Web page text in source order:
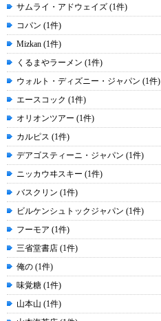
サムライ・アドウェイズ (1件)
コパン (1件)
Mizkan (1件)
くるまやラーメン (1件)
ウォルト・ディズニー・ジャパン (1件)
エースコック (1件)
オリオンツアー (1件)
カルピス (1件)
デアゴスティーニ・ジャパン (1件)
ニッカウヰスキー (1件)
バスクリン (1件)
ビルケンシュトックジャパン (1件)
フーモア (1件)
三省堂書店 (1件)
俺の (1件)
味覚糖 (1件)
山本山 (1件)